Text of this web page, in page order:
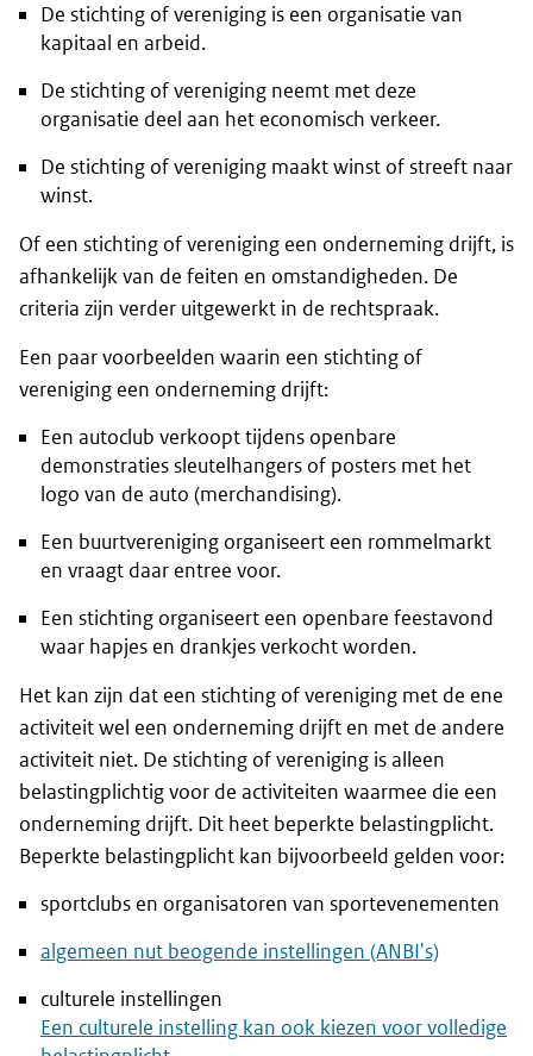
De stichting of vereniging is een organisatie van
kapitaal en arbeid.
De stichting of vereniging neemt met deze
organisatie deel aan het economisch verkeer.
De stichting of vereniging maakt winst of streeft naar
winst.
Of een stichting of vereniging een onderneming drijft, is
afhankelijk van de feiten en omstandigheden. De
criteria zijn verder uitgewerkt in de rechtspraak.
Een paar voorbeelden waarin een stichting of
vereniging een onderneming drijft:
Een autoclub verkoopt tijdens openbare
demonstraties sleutelhangers of posters met het
logo van de auto (merchandising).
Een buurtvereniging organiseert een rommelmarkt
en vraagt daar entree voor.
Een stichting organiseert een openbare feestavond
waar hapjes en drankjes verkocht worden.
Het kan zijn dat een stichting of vereniging met de ene
activiteit wel een onderneming drijft en met de andere
activiteit niet. De stichting of vereniging is alleen
belastingplichtig voor de activiteiten waarmee die een
onderneming drijft. Dit heet beperkte belastingplicht.
Beperkte belastingplicht kan bijvoorbeeld gelden voor:
sportclubs en organisatoren van sportevenementen
algemeen nut beogende instellingen (ANBI's)
culturele instellingen
Een culturele instelling kan ook kiezen voor volledige